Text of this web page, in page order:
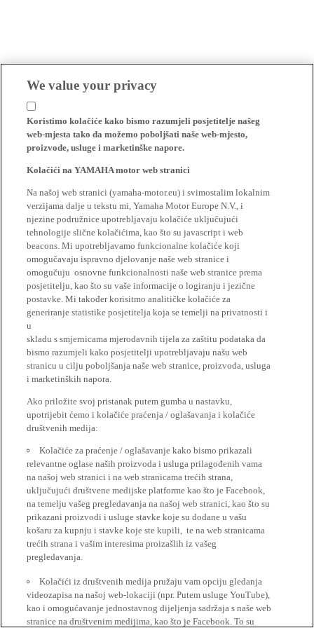
We value your privacy
Koristimo kolačiće kako bismo razumjeli posjetitelje našeg
web-mjesta tako da možemo poboljšati naše web-mjesto,
proizvode, usluge i marketinške napore.
Kolačići na YAMAHA motor web stranici
Na našoj web stranici (yamaha-motor.eu) i svimostalim lokalnim
verzijama dalje u tekstu mi, Yamaha Motor Europe N.V., i
njezine podružnice upotrebljavaju kolačiće uključujući
tehnologije slične kolačićima, kao što su javascript i web
beacons. Mi upotrebljavamo funkcionalne kolačiće koji
omogučavaju ispravno djelovanje naše web stranice i
omogučuju osnovne funkcionalnosti naše web stranice prema
posjetitelju, kao što su vaše informacije o logiranju i jezične
postavke. Mi također korisitmo analitičke kolačiće za
generiranje statistike posjetitelja koja se temelji na privatnosti i
u
skladu s smjernicama mjerodavnih tijela za zaštitu podataka da
bismo razumjeli kako posjetitelji upotrebljavaju našu web
stranicu u cilju poboljšanja naše web stranice, proizvoda, usluga
i marketinških napora.
Ako priložite svoj pristanak putem gumba u nastavku,
upotrijebit ćemo i kolačiće praćenja / oglašavanja i kolačiće
društvenih medija:
Kolačiće za praćenje / oglašavanje kako bismo prikazali
relevantne oglase naših proizvoda i usluga prilagođenih vama
na našoj web stranici i na web stranicama trećih strana,
uključujući društvene medijske platforme kao što je Facebook,
na temelju vašeg pregledavanja na našoj web stranici, kao što su
prikazani proizvodi i usluge stavke koje su dodane u vašu
košaru za kupnju i stavke koje ste kupili, te na web stranicama
trećih strana i vašim interesima proizašlih iz vašeg
pregledavanja.
Kolačići iz društvenih medija pružaju vam opciju gledanja
videozapisa na našoj web-lokaciji (npr. Putem usluge YouTube),
kao i omogućavanje jednostavnog dijeljenja sadržaja s naše web
stranice na društvenim medijima, kao što je Facebook. To su